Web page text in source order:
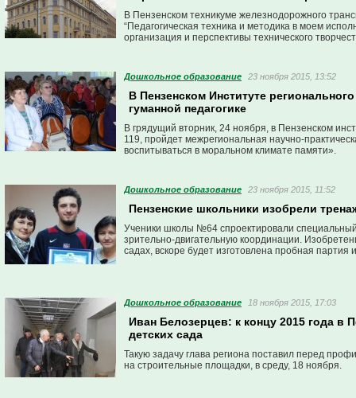
В Пензенском техникуме железнодорожного
“Педагогическая техника и методика в моем
организация и перспективы технического
Дошкольное образование 23 ноября 2015, 13:52
В Пензенском Институте
гуманной педагогике
В грядущий вторник, 24 ноября, в Пензенском
119, пройдет межрегиональная научно-
воспитываться в моральном климате памяти».
Дошкольное образование 23 ноября 2015, 11:52
Пензенские школьники изобрели
Ученики школы №64 спроектировали
зрительно-двигательную координации.
садах, вскоре будет изготовлена пробная партия
Дошкольное образование 18 ноября 2015, 17:03
Иван Белозерцев: к концу 2015 года в
детских сада
Такую задачу глава региона поставил перед
на строительные площадки, в среду, 18 ноября.